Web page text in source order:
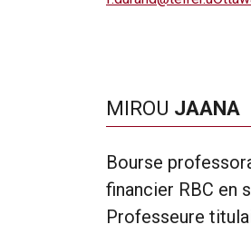
MIROU JAANA
Bourse
financier RBC en
Professeure